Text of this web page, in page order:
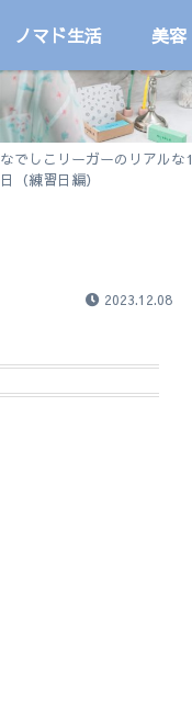
ノマド生活 美容
サッカー
なでしこリーガーのリアルな1
日（練習日編）
2023.12.08